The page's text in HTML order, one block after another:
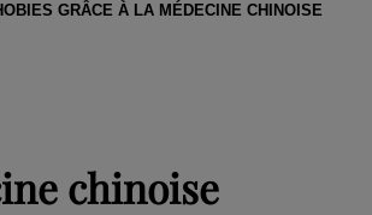
GRÂCE À LA MÉDECINE CHINOISE
chinoise